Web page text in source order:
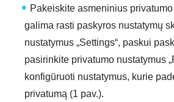
Pakeiskite asmeninius
galima rasti paskyros nustatymų
nustatymus „Settings“, paskui
pasirinkite privatumo nustatymus
konfigūruoti nustatymus, kurie
privatumą (1 pav.).